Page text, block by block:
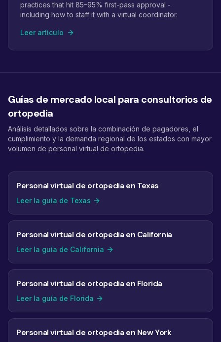
practices that hit 85–95% first-pass approval -
including how to staff it with a virtual coordinator.
Leer artículo
Guías de mercado local para consultorios de
ortopedia
Análisis detallados sobre la combinación de pagadores, el
cumplimiento y la demanda regional de los estados con mayor
volumen de personal virtual de ortopedia.
Personal virtual de ortopedia en Texas
Leer la guía de Texas
Personal virtual de ortopedia en California
Leer la guía de California
Personal virtual de ortopedia en Florida
Leer la guía de Florida
Personal virtual de ortopedia en New York